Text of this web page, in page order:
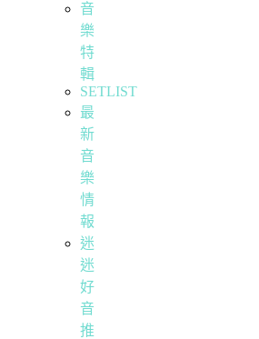
音
樂
特
輯
SETLIST
最
新
音
樂
情
報
迷
迷
好
音
推